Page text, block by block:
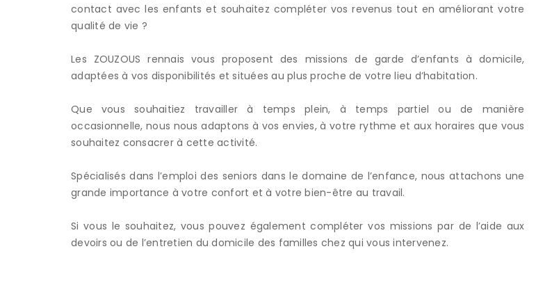
contact avec les enfants et souhaitez compléter vos revenus tout en améliorant votre
qualité de vie ?
Les ZOUZOUS rennais vous proposent des missions de garde d’enfants à domicile,
adaptées à vos disponibilités et situées au plus proche de votre lieu d’habitation.
Que vous souhaitiez travailler à temps plein, à temps partiel ou de manière
occasionnelle, nous nous adaptons à vos envies, à votre rythme et aux horaires que vous
souhaitez consacrer à cette activité.
Spécialisés dans l’emploi des seniors dans le domaine de l’enfance, nous attachons une
grande importance à votre confort et à votre bien-être au travail.
Si vous le souhaitez, vous pouvez également compléter vos missions par de l’aide aux
devoirs ou de l’entretien du domicile des familles chez qui vous intervenez.